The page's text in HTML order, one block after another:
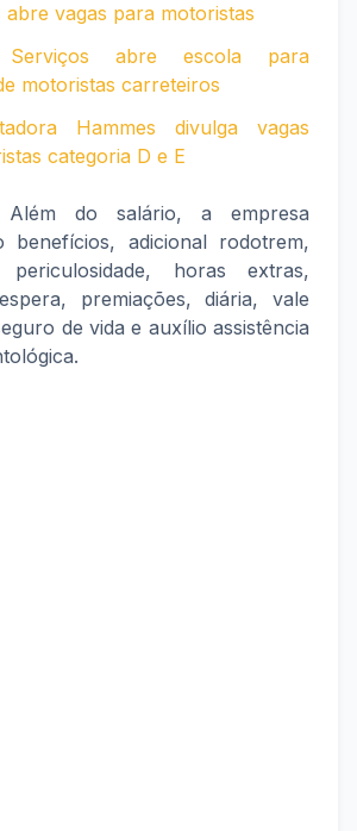
abre vagas para motoristas
Serviços abre escola para
motoristas carreteiros
Hammes divulga vagas
categoria D e E
Além do salário, a empresa
benefícios, adicional rodotrem,
horas extras,
premiações, diária, vale
de vida e auxílio assistência